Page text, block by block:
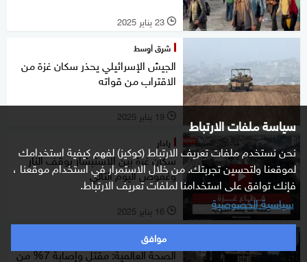
سياسة ملفات الارتباط
نحن نستخدم ملفات تعريف الارتباط (كوكيز) لفهم كيفية استخدامك
لموقعنا ولتحسين تجربتك. من خلال الاستمرار في استخدام موقعنا ،
فإنك توافق على استخدامنا لملفات تعريف الارتباط.
سياسية الخصوصية
موافق
l 23 يناير 2025
شرق أوسط
الجيش الإسرائيلي يحذر سكان غزة من
الاقتراب من قواته
l 19 يناير 2025
رادار
سكان غزة بين الاستبشار بوقف النار
وغموض اليوم التالي
l 16 يناير 2025
شرق أوسط
الصحة العالمية: مقتل وإصابة 7% من